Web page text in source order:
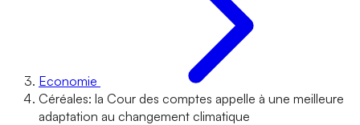
Economie
Céréales: la Cour des comptes appelle à une meilleure
adaptation au changement climatique